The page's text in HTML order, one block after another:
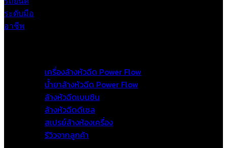
เครื่องล้างหัวฉีด Power Flow
น้ำยาล้างหัวฉีด Power Flow
ล้างหัวฉีดเบนซิน
ล้างหัวฉีดดีเซล
สเปรย์ล้างห้องเครื่อง
รีวิวจากลูกค้า